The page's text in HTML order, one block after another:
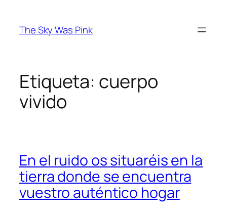
contenido
The Sky Was Pink
Etiqueta: cuerpo
vivido
En el ruido os situaréis en la
tierra donde se encuentra
vuestro auténtico hogar